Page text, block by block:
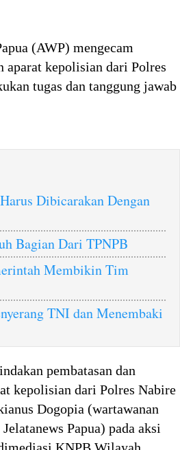
(AWP) mengecam
aparat kepolisian dari Polres
tugas dan tanggung jawab
Dibicarakan Dengan
Bagian Dari TPNPB
Membikin Tim
TNI dan Menembaki
pembatasan dan
kepolisian dari Polres Nabire
Dogopia (wartawanan
Papua) pada aksi